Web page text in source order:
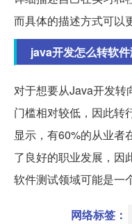
而具体的描述方式可以
java开发怎么转软
对于想要从Java开发转
门槛相对较低，因此转
显示，有60%的从业者
了良好的职业发展，因
软件测试领域可能是一
网络标签：